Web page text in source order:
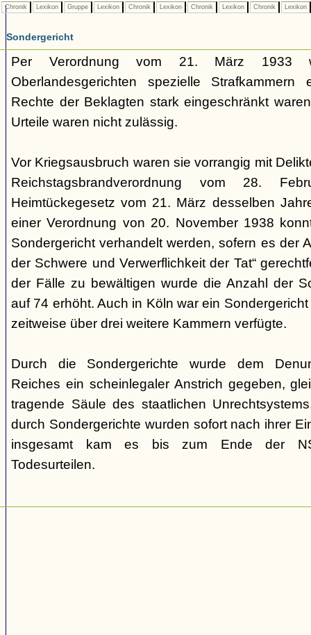
Chronik Lexikon Gruppe Lexikon Chronik Lexikon Chronik Lexikon Chronik Lexikon
Sondergericht
Per Verordnung vom 21. März 1933
Oberlandesgerichten spezielle
Rechte der Beklagten stark eingeschränkt
Urteile waren nicht zulässig.
Vor Kriegsausbruch waren sie vorrangig mit
Reichstagsbrandverordnung vom 28.
Heimtückegesetz vom 21. März desselben
einer Verordnung von 20. November 1938
Sondergericht verhandelt werden, sofern es der
der Schwere und Verwerflichkeit der Tat“
der Fälle zu bewältigen wurde die Anzahl der
auf 74 erhöht. Auch in Köln war ein
zeitweise über drei weitere Kammern verfügte.
Durch die Sondergerichte wurde dem
Reiches ein scheinlegaler Anstrich gegeben,
tragende Säule des staatlichen
durch Sondergerichte wurden sofort nach ihrer
insgesamt kam es bis zum Ende der
Todesurteilen.